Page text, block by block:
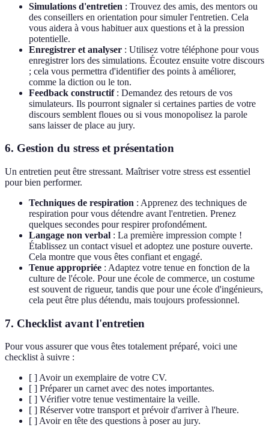
Simulations d'entretien : Trouvez des amis, des mentors ou
des conseillers en orientation pour simuler l'entretien. Cela
vous aidera à vous habituer aux questions et à la pression
potentielle.
Enregistrer et analyser : Utilisez votre téléphone pour vous
enregistrer lors des simulations. Écoutez ensuite votre discours
; cela vous permettra d'identifier des points à améliorer,
comme la diction ou le ton.
Feedback constructif: Demandez des retours de vos
simulateurs. Ils pourront signaler si certaines parties de votre
discours semblent floues ou si vous monopolisez la parole
sans laisser de place au jury.
6. Gestion du stress et présentation
Un entretien peut être stressant. Maîtriser votre stress est essentiel
pour bien performer.
Techniques de respiration : Apprenez des techniques de
respiration pour vous détendre avant l'entretien. Prenez
quelques secondes pour respirer profondément.
Langage non verbal : La première impression compte !
Établissez un contact visuel et adoptez une posture ouverte.
Cela montre que vous êtes confiant et engagé.
Tenue appropriée : Adaptez votre tenue en fonction de la
culture de l'école. Pour une école de commerce, un costume
est souvent de rigueur, tandis que pour une école d'ingénieurs,
cela peut être plus détendu, mais toujours professionnel.
7. Checklist avant l'entretien
Pour vous assurer que vous êtes totalement préparé, voici une
checklist à suivre :
[ ] Avoir un exemplaire de votre CV.
[ ] Préparer un carnet avec des notes importantes.
[ ] Vérifier votre tenue vestimentaire la veille.
[ ] Réserver votre transport et prévoir d'arriver à l'heure.
[ ] Avoir en tête des questions à poser au jury.